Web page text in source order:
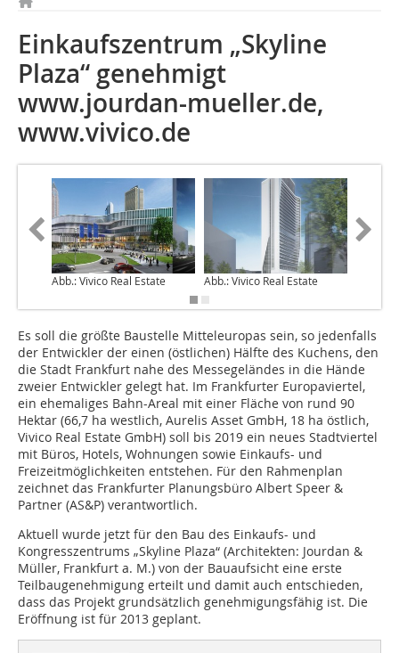
Einkaufszentrum „Skyline
Plaza“ genehmigt
www.jourdan-mueller.de,
www.vivico.de
Abb.: Vivico Real Estate Abb.: Vivico Real Estate
Es soll die größte Baustelle Mitteleuropas sein, so jedenfalls
der Entwickler der einen (östlichen) Hälfte des Kuchens, den
die Stadt Frankfurt nahe des Messegeländes in die Hände
zweier Entwickler gelegt hat. Im Frankfurter Europaviertel,
ein ehemaliges Bahn-Areal mit einer Fläche von rund 90
Hektar (66,7 ha westlich, Aurelis Asset GmbH, 18 ha östlich,
Vivico Real Estate GmbH) soll bis 2019 ein neues Stadtviertel
mit Büros, Hotels, Wohnungen sowie Einkaufs- und
Freizeitmöglichkeiten entstehen. Für den Rahmenplan
zeichnet das Frankfurter Planungsbüro Albert Speer &
Partner (AS&P) verantwortlich.
Aktuell wurde jetzt für den Bau des Einkaufs- und
Kongresszentrums „Skyline Plaza“ (Architekten: Jourdan &
Müller, Frankfurt a. M.) von der Bauaufsicht eine erste
Teilbaugenehmigung erteilt und damit auch entschieden,
dass das Projekt grundsätzlich genehmigungsfähig ist. Die
Eröffnung ist für 2013 geplant.